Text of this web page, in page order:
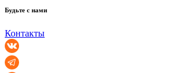
Будьте с нами
Контакты